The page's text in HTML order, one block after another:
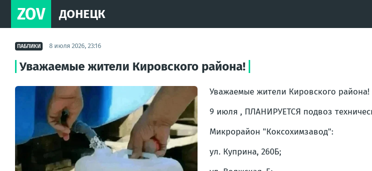
ZOV ДОНЕЦК
ПАБЛИКИ 8 июля 2026, 23:16
Уважаемые жители Кировского района!
Уважаемые жители Кировского района!
9 июля , ПЛАНИРУЕТСЯ подвоз
Микрорайон "Коксохимзавод":
ул. Куприна, 260Б;